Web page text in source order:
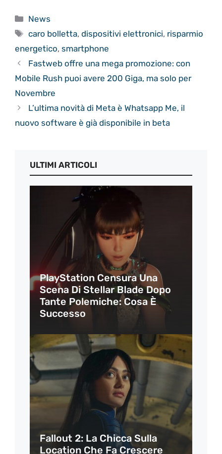
Categorie
News
Tag
caro bolletta,dispositivi elettronici, risparmio
energetico, smartphone
Fastweb offre una mega promozione: con
Mobile Rush puoi avere 200 Giga, ma solo per
Novembre
L’ultima novità di Meta è Whatsapp Me, il
nuovo software è già disponibile in beta
ULTIMI ARTICOLI
PlayStation Censura Una
Scena Di Stellar Blade Dopo
Tante Polemiche: Cosa È
Successo
Fallout 2: La Chicca Sulla
Location Che Fa Crescere